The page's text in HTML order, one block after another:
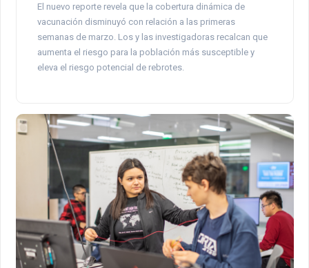
El nuevo reporte revela que la cobertura dinámica de
vacunación disminuyó con relación a las primeras
semanas de marzo. Los y las investigadoras recalcan que
aumenta el riesgo para la población más susceptible y
eleva el riesgo potencial de rebrotes.